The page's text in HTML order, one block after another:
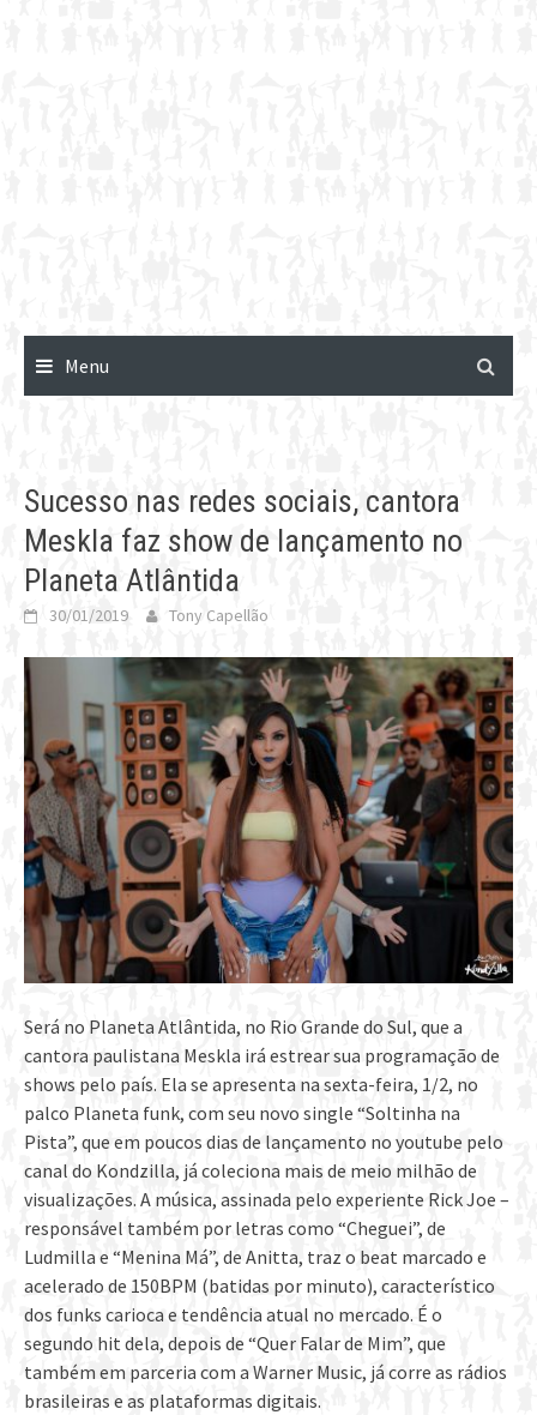
Menu
Sucesso nas redes sociais, cantora
Meskla faz show de lançamento no
Planeta Atlântida
30/01/2019 Tony Capellão
Será no Planeta Atlântida, no Rio Grande do Sul, que a
cantora paulistana Meskla irá estrear sua programação de
shows pelo país. Ela se apresenta na sexta-feira, 1/2, no
palco Planeta funk, com seu novo single “Soltinha na
Pista”, que em poucos dias de lançamento no youtube pelo
canal do Kondzilla, já coleciona mais de meio milhão de
visualizações. A música, assinada pelo experiente Rick Joe –
responsável também por letras como “Cheguei”, de
Ludmilla e “Menina Má”, de Anitta, traz o beat marcado e
acelerado de 150BPM (batidas por minuto), característico
dos funks carioca e tendência atual no mercado. É o
segundo hit dela, depois de “Quer Falar de Mim”, que
também em parceria com a Warner Music, já corre as rádios
brasileiras e as plataformas digitais.